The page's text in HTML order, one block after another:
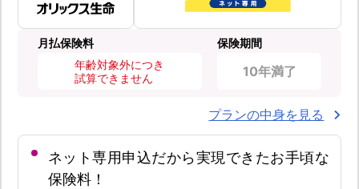
月払保険料
年齢対象外につき
試算できません
保険期間
10年満了
プランの中身を見る
ネット専用申込だから実現できたお手頃な
保険料！